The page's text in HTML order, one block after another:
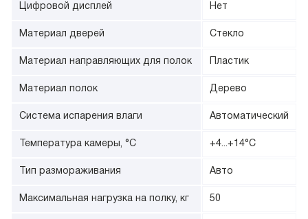
Цифровой дисплей Нет
Материал дверей Стекло
Материал направляющих для полок Пластик
Материал полок Дерево
Система испарения влаги Автоматический
Температура камеры, °С +4...+14°С
Тип размораживания Авто
Максимальная нагрузка на полку, кг 50